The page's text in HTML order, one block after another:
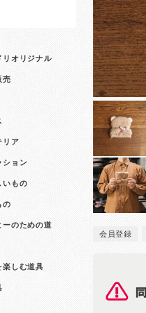
リオリジナル
売
リア
ション
いもの
の
ーのための道
楽しむ道具
会員登録